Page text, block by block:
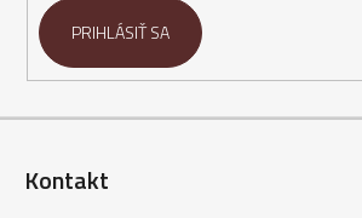
PRIHLÁSIŤ SA
Kontakt